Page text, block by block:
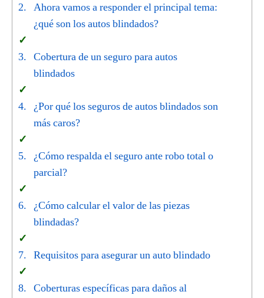
Ahora vamos a responder el principal tema:
¿qué son los autos blindados?
Cobertura de un seguro para autos
blindados
¿Por qué los seguros de autos blindados son
más caros?
¿Cómo respalda el seguro ante robo total o
parcial?
¿Cómo calcular el valor de las piezas
blindadas?
Requisitos para asegurar un auto blindado
Coberturas específicas para daños al